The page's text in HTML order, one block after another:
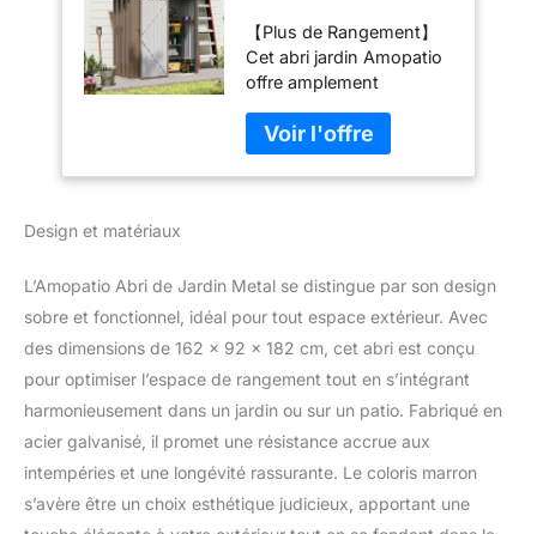
Exterieur, 162 x 92
x 182cm, Armoire
Jardin de
Rangement
Etanche, Acier
galvanisé pour
arrière-Cour, Patio,
【Plus de Rangement】
Cet abri jardin Amopatio
offre amplement
jardin pour vos outils de
jardinage. Tondeuses,
bois de chauffage,
protégé et gardé au sec
en un seul endroit. Le
volume intérieur utilisable
est d'environ 2,4 m³.
【Fabriqué en Cadre
d'Acier Revêtu】Cabane
de jardin est fabriqué en
avec un revêtement
résistant aux
Design et matériaux
L’Amopatio Abri de Jardin Metal se distingue par son design
sobre et fonctionnel, idéal pour tout espace extérieur. Avec
des dimensions de 162 x 92 x 182 cm, cet abri est conçu
pour optimiser l’espace de rangement tout en s’intégrant
harmonieusement dans un jardin ou sur un patio. Fabriqué en
acier galvanisé, il promet une résistance accrue aux
intempéries et une longévité rassurante. Le coloris marron
s’avère être un choix esthétique judicieux, apportant une